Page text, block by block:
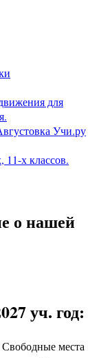
для
Учи.ру
11-х классов.
о нашей
уч. год:
Свободные места